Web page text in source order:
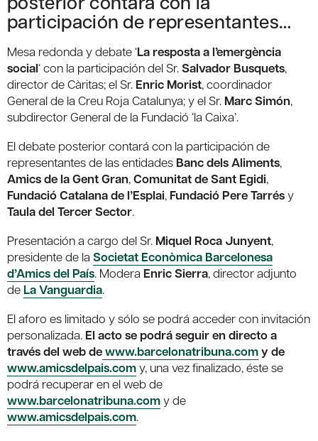
participación de representantes…
Mesa redonda y debate ‘La resposta a l’emergència
social‘ con la participación del Sr.Salvador Busquets,
director de Càritas; el Sr. Enric Morist, coordinador
General de la Creu Roja Catalunya; y el Sr. Marc Simón,
subdirector General de la Fundació ‘la Caixa’.
El debate posterior contará con la participación de
representantes de las entidades Banc dels Aliments,
Amics de la Gent Gran,Comunitat de Sant Egidi,
Fundació Catalana de l’Esplai, Fundació Pere Tarrésy
Taula del Tercer Sector.
Presentación a cargo del Sr. Miquel Roca Junyent,
presidente de la Societat Econòmica Barcelonesa
d’Amics del País. Modera Enric Sierra, director adjunto
de La Vanguardia.
El aforo es limitado y sólo se podrá acceder con invitación
personalizada. El acto se podrá seguir en directo a
través del web dewww.barcelonatribuna.comy de
www.amicsdelpais.comy, una vez finalizado, éste se
podrá recuperar en el web de
www.barcelonatribuna.comy de
www.amicsdelpais.com.